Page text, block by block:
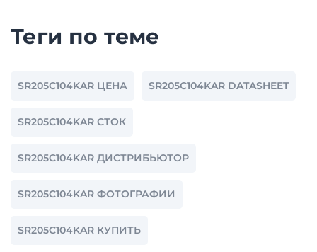
Теги по теме
SR205C104KAR ЦЕНА SR205C104KAR DATASHEET
SR205C104KAR СТОК
SR205C104KAR ДИСТРИБЬЮТОР
SR205C104KAR ФОТОГРАФИИ
SR205C104KAR КУПИТЬ